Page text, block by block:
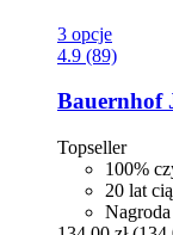
3 opcje
4.9 (89)
Bauernhof
Topseller
100%
20 lat